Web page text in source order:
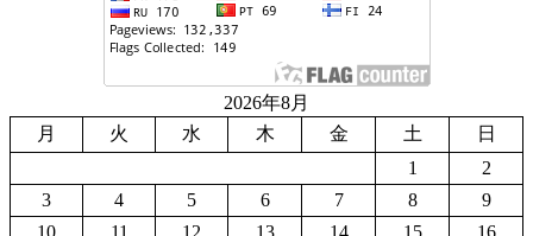
2026年8月
月
火 水 木 金 土
日
1
2
3
4 5 6 7 8
9